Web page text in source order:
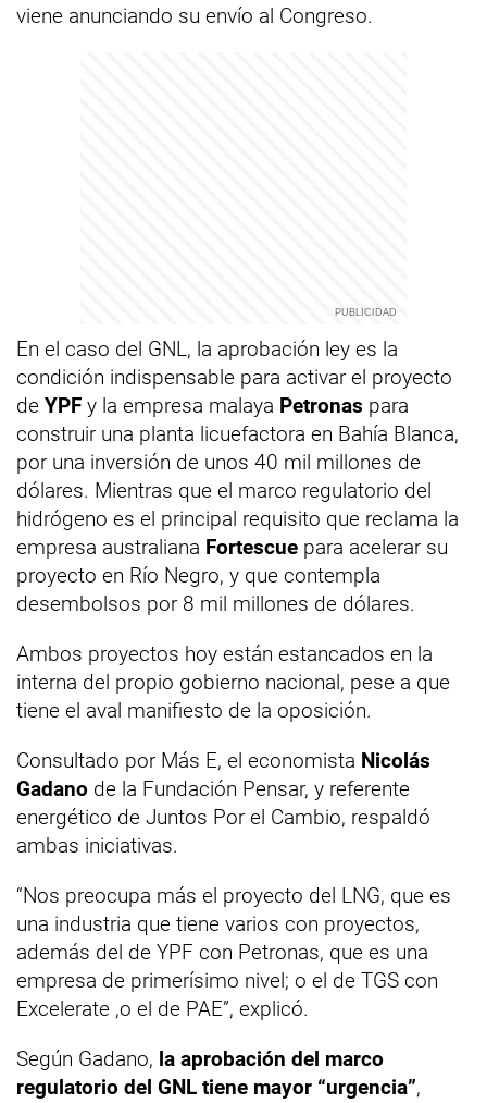
viene anunciando su envío al Congreso.
En el caso del GNL, la aprobación ley es la
condición indispensable para activar el proyecto
de YPF y la empresa malaya Petronas para
construir una planta licuefactora en Bahía Blanca,
por una inversión de unos 40 mil millones de
dólares. Mientras que el marco regulatorio del
hidrógeno es el principal requisito que reclama la
empresa australiana Fortescue para acelerar su
proyecto en Río Negro, y que contempla
desembolsos por 8 mil millones de dólares.
Ambos proyectos hoy están estancados en la
interna del propio gobierno nacional, pese a que
tiene el aval manifiesto de la oposición.
Consultado por Más E, el economista Nicolás
Gadano de la Fundación Pensar, y referente
energético de Juntos Por el Cambio, respaldó
ambas iniciativas.
“Nos preocupa más el proyecto del LNG, que es
una industria que tiene varios con proyectos,
además del de YPF con Petronas, que es una
empresa de primerísimo nivel; o el de TGS con
Excelerate ,o el de PAE”, explicó.
Según Gadano, la aprobación del marco
regulatorio del GNL tiene mayor “urgencia”,